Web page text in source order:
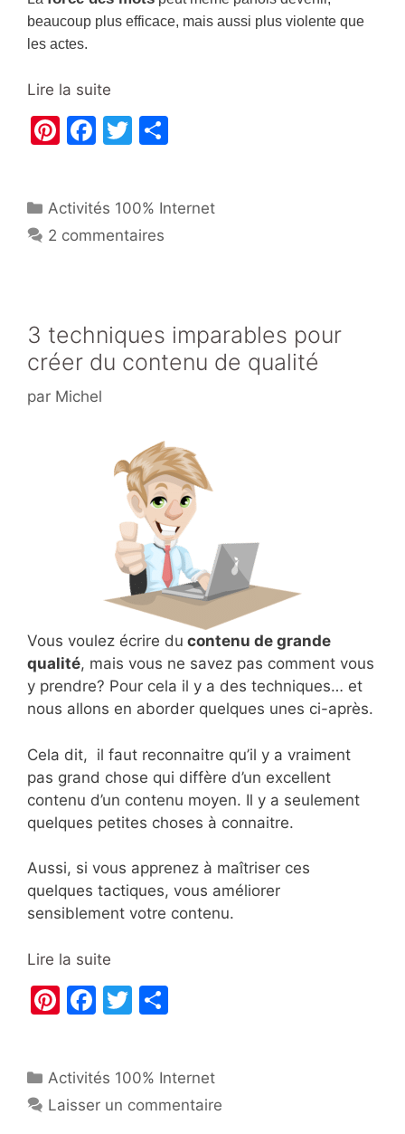
beaucoup plus efficace, mais aussi plus violente que
les actes.
Lire la suite
Pi
e
st
F
e
b
k
T
er g
Catégories
Activités 100% Internet
2 commentaires
3 techniques imparables pour
créer du contenu de qualité
par Michel
Vous voulez écrire du contenu de grande
qualité, mais vous ne savez pas comment vous
y prendre? Pour cela il y a des techniques… et
nous allons en aborder quelques unes ci-après.
Cela dit, il faut reconnaitre qu’il y a vraiment
pas grand chose qui diffère d’un excellent
contenu d’un contenu moyen. Il y a seulement
quelques petites choses à connaitre.
Aussi, si vous apprenez à maîtriser ces
quelques tactiques, vous améliorer
sensiblement votre contenu.
Lire la suite
Pi
e
st
F
e
b
T
er g
er
Catégories
Activités 100% Internet
Laisser un commentaire